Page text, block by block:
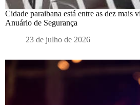
Cidade paraibana está entre as dez mais
Anuário de Segurança
23 de julho de 2026